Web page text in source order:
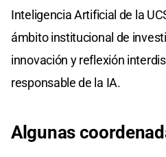
Inteligencia Artificial de la
ámbito institucional de
innovación y reflexión
responsable de la IA.
Algunas